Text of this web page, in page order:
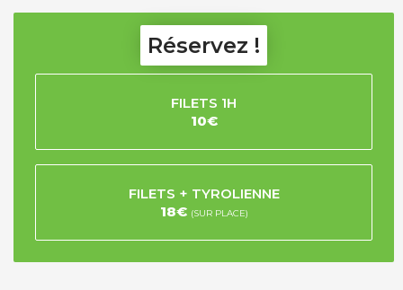
Réservez !
FILETS 1H
10€
FILETS + TYROLIENNE
18€ (SUR PLACE)